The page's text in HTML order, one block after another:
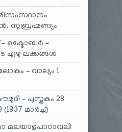
സുബ്രഹ്മണ്യം
ഒക്ടോബർ –
ഏഴു ലക്കങ്ങൾ
– വാല്യം 1
– പുസ്തകം 28
(1937 മാർച്ച്)
മലയാളപാഠാവലി